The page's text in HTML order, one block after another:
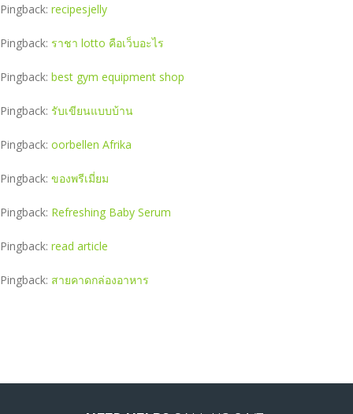
Pingback: recipesjelly
Pingback: ราชา lotto คือเว็บอะไร
Pingback: best gym equipment shop
Pingback: รับเขียนแบบบ้าน
Pingback: oorbellen Afrika
Pingback: ของพรีเมี่ยม
Pingback: Refreshing Baby Serum
Pingback: read article
Pingback: สายคาดกล่องอาหาร